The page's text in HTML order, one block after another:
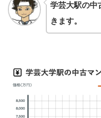
学芸大駅の中
きます。